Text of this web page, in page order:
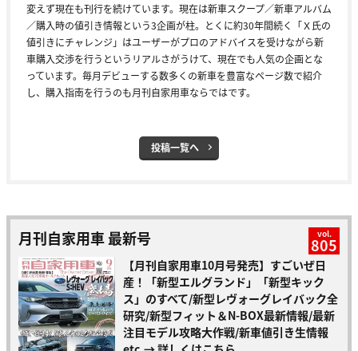
変えず現在も刊行を続けています。現在は新車スクープ／新車アルバム
／購入時の値引き情報という3企画が柱。とくに約30年間続く「Ｘ氏の
値引きにチャレンジ」はユーザーがプロのアドバイスを受けながら新
車購入交渉を行うというリアルさがうけて、現在でも人気の企画とな
っています。毎月デビューする数多くの新車を豊富なページ数で紹介
し、購入指南を行うのも月刊自家用車ならではです。
投稿一覧へ
月刊自家用車 最新号 vol.
805
【月刊自家用車10月号発売】すごいぜ日
産！「新型エルグランド」「新型キック
ス」のすべて/新型レヴォーグレイバック全
研究/新型フィット＆N-BOX最新情報/最新
注目モデル攻略大作戦/新車値引き生情報